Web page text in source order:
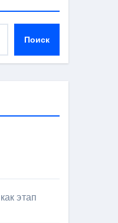
Поиск
этап